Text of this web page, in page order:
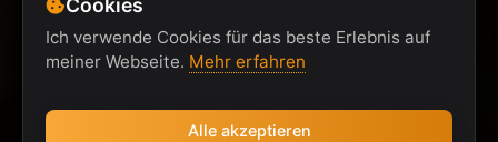
@steelofficial
Cookies
Ich verwende Cookies für das beste Erlebnis auf
meiner Webseite. Mehr erfahren
Alle akzeptieren